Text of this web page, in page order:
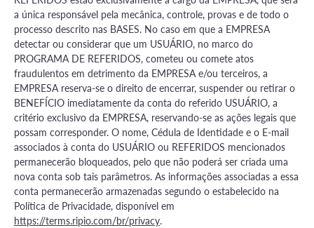
a única responsável pela mecânica, controle, provas e de todo o
processo descrito nas BASES. No caso em que a EMPRESA
detectar ou considerar que um USUÁRIO, no marco do
PROGRAMA DE REFERIDOS, cometeu ou comete atos
fraudulentos em detrimento da EMPRESA e/ou terceiros, a
EMPRESA reserva-se o direito de encerrar, suspender ou retirar o
BENEFÍCIO imediatamente da conta do referido USUÁRIO, a
critério exclusivo da EMPRESA, reservando-se as ações legais que
possam corresponder. O nome, Cédula de Identidade e o E-mail
associados à conta do USUÁRIO ou REFERIDOS mencionados
permanecerão bloqueados, pelo que não poderá ser criada uma
nova conta sob tais parâmetros. As informações associadas a essa
conta permanecerão armazenadas segundo o estabelecido na
Política de Privacidade, disponível em
https://terms.ripio.com/br/privacy.